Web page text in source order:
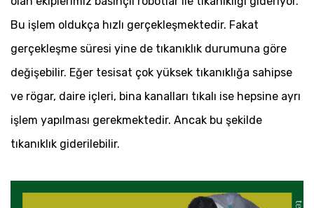
Bu işlem oldukça hızlı gerçekleşmektedir. Fakat
gerçekleşme süresi yine de tıkanıklık durumuna göre
değişebilir. Eğer tesisat çok yüksek tıkanıklığa sahipse
ve rögar, daire içleri, bina kanalları tıkalı ise hepsine ayrı
işlem yapılması gerekmektedir. Ancak bu şekilde
tıkanıklık giderilebilir.